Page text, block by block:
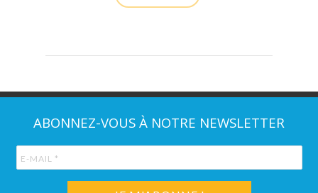
ABONNEZ-VOUS À NOTRE NEWSLETTER